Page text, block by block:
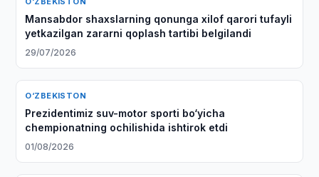
Mansabdor shaxslarning qonunga xilof qarori tufayli
yetkazilgan zararni qoplash tartibi belgilandi
29/07/2026
O‘ZBEKISTON
Prezidentimiz suv-motor sporti bo‘yicha
chempionatning ochilishida ishtirok etdi
01/08/2026